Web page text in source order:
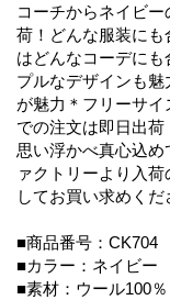
コーチからネイビ
荷！どんな服装に
はどんなコーデに
プルなデザインも
が魅力＊フリーサ
での注文は即日出
思い浮かべ真心込
ァクトリーより入
してお買い求めくだ
■商品番号：CK704
■カラー：ネイビー
■素材：ウール100％